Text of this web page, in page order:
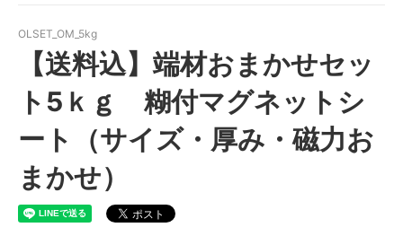
OLSET_OM_5kg
【送料込】端材おまかせセッ
ト5ｋｇ 糊付マグネットシ
ート（サイズ・厚み・磁力お
まかせ）